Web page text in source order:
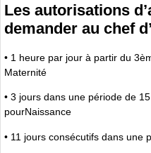
Les autorisations
demander au chef
• 1 heure par jour à partir du
Maternité
• 3 jours dans une période de
pourNaissance
• 11 jours consécutifs dans une